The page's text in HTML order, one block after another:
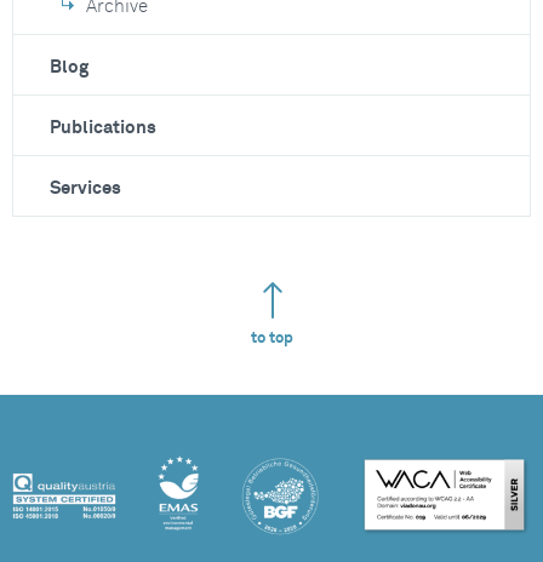
Archive
Blog
Publications
Services
to top